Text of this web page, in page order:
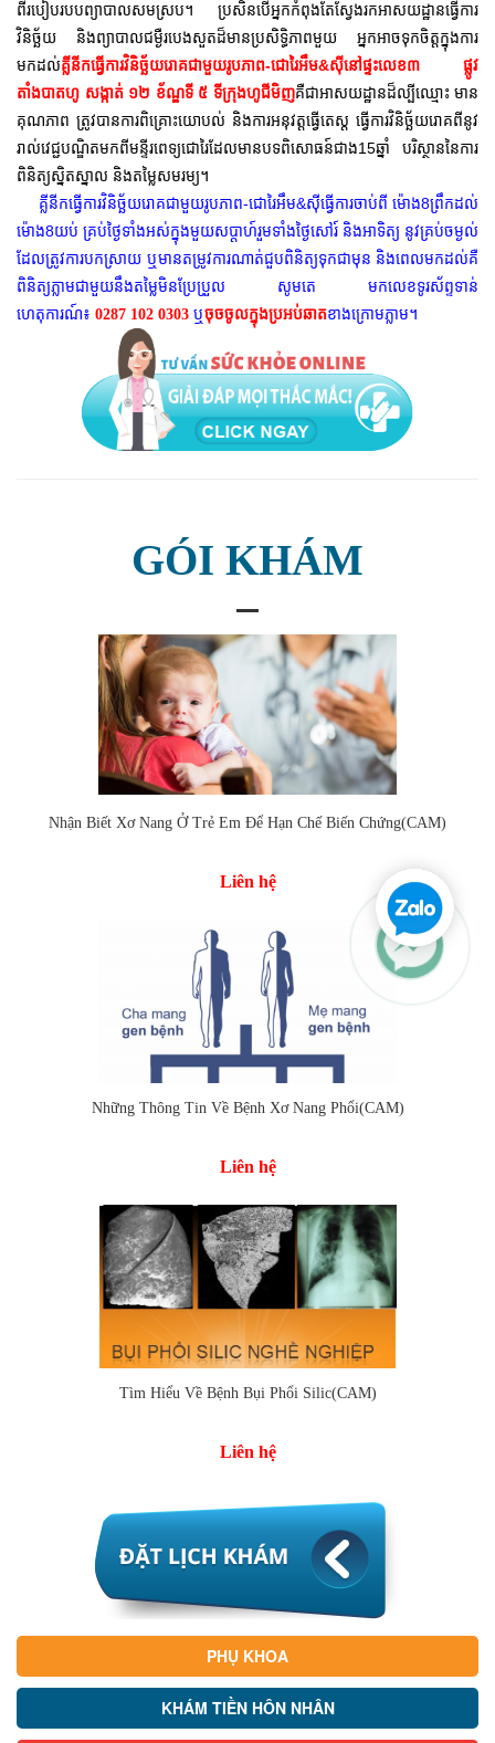
ពីរបៀបរបបព្យាបាលសមស្រប។ ប្រសិនបើអ្នកកំពុងតែស្វែងរកអាសយដ្ឋានធ្វើការ
វិនិច្ឆ័យ និងព្យាបាលជម្ងឺរបេងសួតដ៏មានប្រសិទ្ធិភាពមួយ អ្នកអាចទុកចិត្តក្នុងការ
មកដល់គ្លីនីកធ្វើការវិនិច្ឆ័យរោគជាមួយរូបភាព-ជោរៃអឹម&ស៊ីនៅផ្ទះលេខ៣ ផ្លូវ
តាំងបាតហូ សង្កាត់ ១២ ខ័ណ្ឌទី ៥ ទីក្រុងហូជីមិញគឺជាអាសយដ្ឋានដ៏ល្បីឈ្មោះ មាន
គុណភាព ត្រូវបានការពិគ្រោះយោបល់ និងការអនុវត្តធ្វើតេស្ត ធ្វើការវិនិច្ឆ័យរោគពីនូវ
រាល់វេជ្ជបណ្ឌិតមកពីមន្ទីរពេទ្យជោរៃដែលមានបទពិសោធន៍ជាង15ឆ្នាំ បរិស្ថាននៃការ
ពិនិត្យស្និតស្នាល និងតម្លៃសមរម្យ។
គ្លីនីកធ្វើការវិនិច្ឆ័យរោគជាមួយរូបភាព-ជោរៃអឹម&ស៊ីធ្វើការចាប់ពី ម៉ោង8ព្រឹកដល់
ម៉ោង8យប់ គ្រប់ថ្ងៃទាំងអស់ក្នុងមួយសប្តាហ៍រួមទាំងថ្ងៃសៅរ៍ និងអាទិត្យ នូវគ្រប់ចម្ងល់
ដែលត្រូវការបកស្រាយ ឬមានតម្រូវការណាត់ជួបពិនិត្យទុកជាមុន និងពេលមកដល់គឺ
ពិនិត្យភ្លាមជាមួយនឹងតម្លៃមិនប្រែប្រួល សូមតេ មកលេខទូរស័ព្ទទាន់
ហេតុការណ៍៖ 0287 102 0303 ឬចុចចូលក្នុងប្រអប់ឆាតខាងក្រោមភ្លាម។
GÓI KHÁM
Nhận Biết Xơ Nang Ở Trẻ Em Để Hạn Chế Biến Chứng(CAM)
Liên hệ
Những Thông Tin Về Bệnh Xơ Nang Phổi(CAM)
Liên hệ
Tìm Hiểu Về Bệnh Bụi Phổi Silic(CAM)
Liên hệ
PHỤ KHOA
KHÁM TIỀN HÔN NHÂN